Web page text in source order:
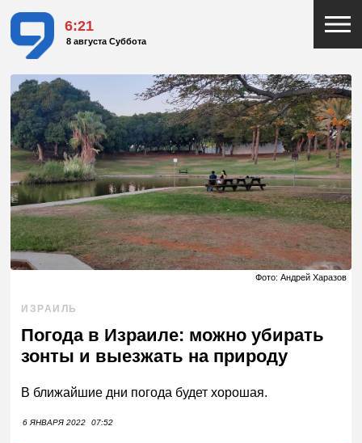
6:21
8 августа Суббота
Фото: Андрей Харазов
ИЗРАИЛЬ
Погода в Израиле: можно убирать
зонты и выезжать на природу
В ближайшие дни погода будет хорошая.
6 ЯНВАРЯ 2022 07:52